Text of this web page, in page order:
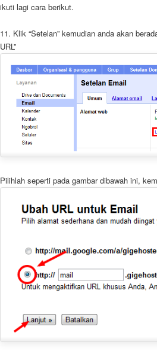
ikuti lagi cara berikut.
11. Klik “Setelan” kemudian anda akan
URL”
Pilihlah seperti pada gambar dibawah ini,